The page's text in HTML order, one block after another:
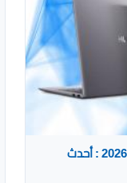
أفضل أجهزة اللاب توب من هواوي لعام 2026 : أحدث